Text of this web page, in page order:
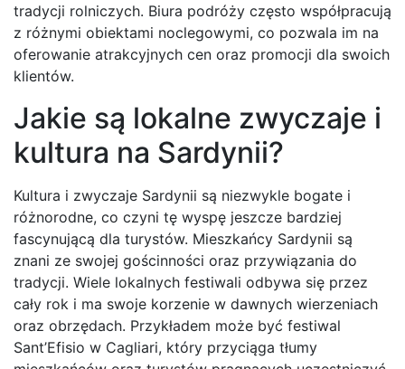
tradycji rolniczych. Biura podróży często współpracują
z różnymi obiektami noclegowymi, co pozwala im na
oferowanie atrakcyjnych cen oraz promocji dla swoich
klientów.
Jakie są lokalne zwyczaje i
kultura na Sardynii?
Kultura i zwyczaje Sardynii są niezwykle bogate i
różnorodne, co czyni tę wyspę jeszcze bardziej
fascynującą dla turystów. Mieszkańcy Sardynii są
znani ze swojej gościnności oraz przywiązania do
tradycji. Wiele lokalnych festiwali odbywa się przez
cały rok i ma swoje korzenie w dawnych wierzeniach
oraz obrzędach. Przykładem może być festiwal
Sant’Efisio w Cagliari, który przyciąga tłumy